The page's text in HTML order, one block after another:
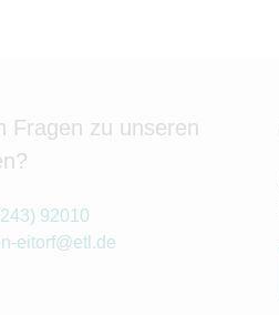
Fragen zu unseren
92010
eitorf@etl.de